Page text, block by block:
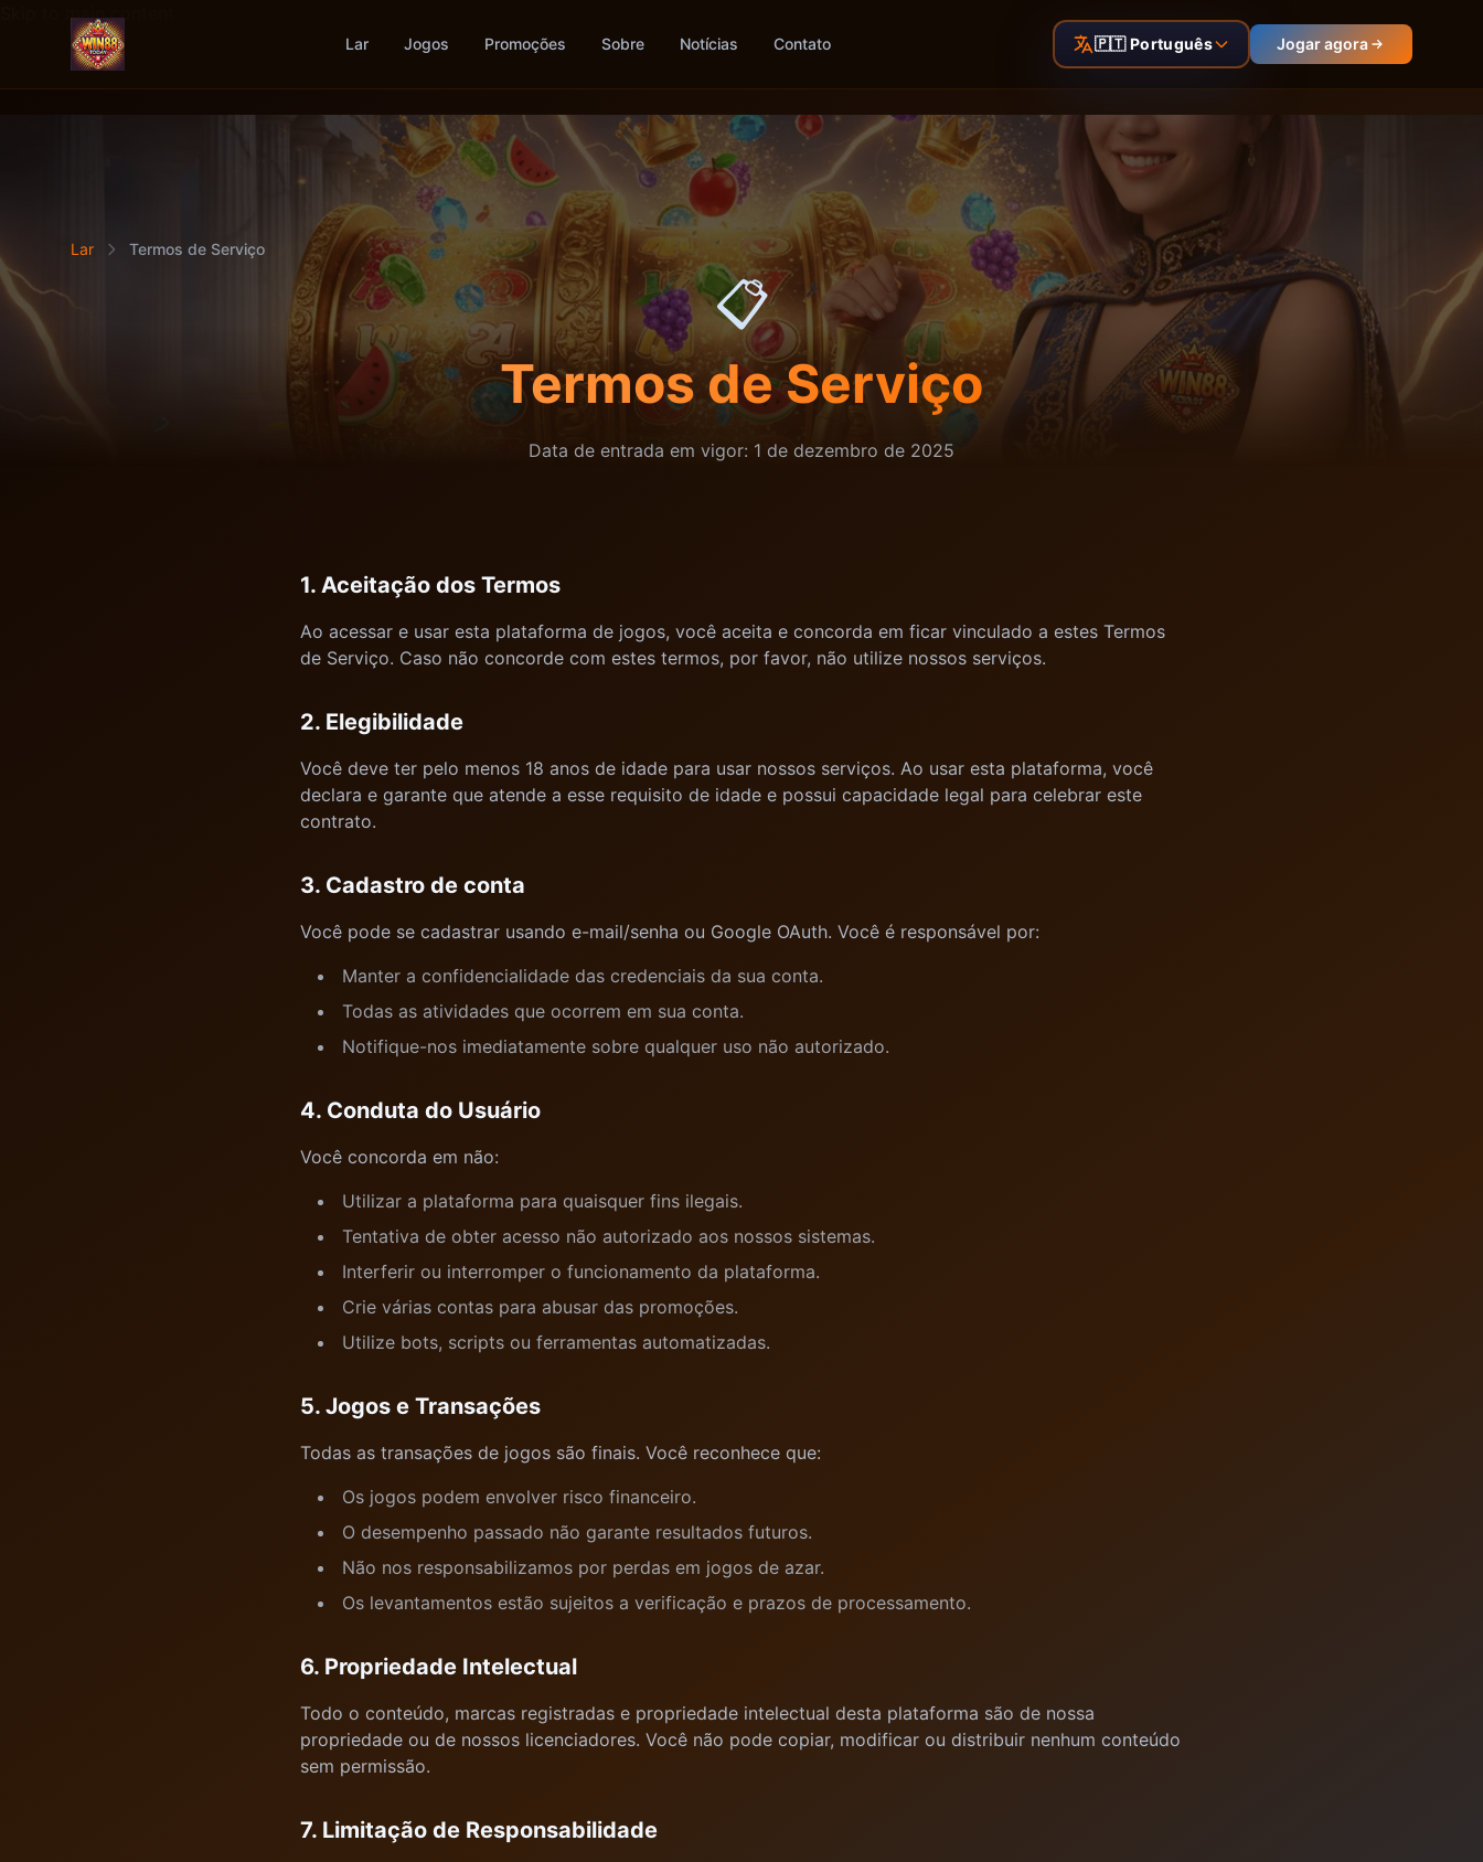
Skip to main content
Lar Jogos Promoções Sobre Notícias Contato 🇵🇹 Português Jogar agora
Lar Termos de Serviço
📋
Termos de Serviço
Data de entrada em vigor: 1 de dezembro de 2025
1. Aceitação dos Termos
Ao acessar e usar esta plataforma de jogos, você aceita e concorda em ficar vinculado a estes Termos
de Serviço. Caso não concorde com estes termos, por favor, não utilize nossos serviços.
2. Elegibilidade
Você deve ter pelo menos 18 anos de idade para usar nossos serviços. Ao usar esta plataforma, você
declara e garante que atende a esse requisito de idade e possui capacidade legal para celebrar este
contrato.
3. Cadastro de conta
Você pode se cadastrar usando e-mail/senha ou Google OAuth. Você é responsável por:
Manter a confidencialidade das credenciais da sua conta.
Todas as atividades que ocorrem em sua conta.
Notifique-nos imediatamente sobre qualquer uso não autorizado.
4. Conduta do Usuário
Você concorda em não:
Utilizar a plataforma para quaisquer fins ilegais.
Tentativa de obter acesso não autorizado aos nossos sistemas.
Interferir ou interromper o funcionamento da plataforma.
Crie várias contas para abusar das promoções.
Utilize bots, scripts ou ferramentas automatizadas.
5. Jogos e Transações
Todas as transações de jogos são finais. Você reconhece que:
Os jogos podem envolver risco financeiro.
O desempenho passado não garante resultados futuros.
Não nos responsabilizamos por perdas em jogos de azar.
Os levantamentos estão sujeitos a verificação e prazos de processamento.
6. Propriedade Intelectual
Todo o conteúdo, marcas registradas e propriedade intelectual desta plataforma são de nossa
propriedade ou de nossos licenciadores. Você não pode copiar, modificar ou distribuir nenhum conteúdo
sem permissão.
7. Limitação de Responsabilidade